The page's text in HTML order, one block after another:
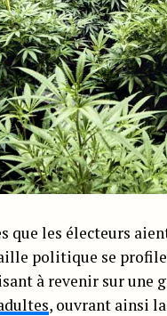
que les électeurs
politique se
à revenir sur une
, ouvrant ainsi